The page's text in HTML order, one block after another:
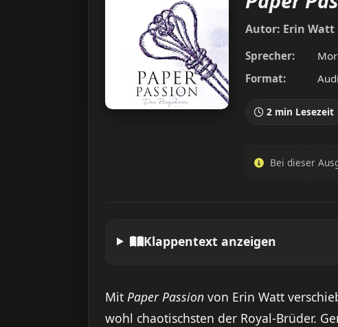
Autor: Erin Watt
Sprecher:
Format:
2 min Lesezeit
Bei dieser
Klappentext anzeigen
Mit Paper Passion von Erin Watt
wohl chaotischsten der Royal-Brüder.